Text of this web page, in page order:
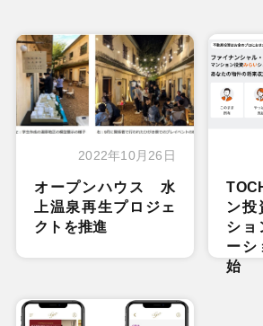
2022年10月26日
オープンハウス 水
上温泉再生プロジェ
クトを推進
ン
ショ
ーシ
始